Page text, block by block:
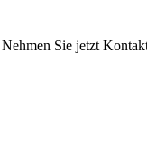
Sie jetzt